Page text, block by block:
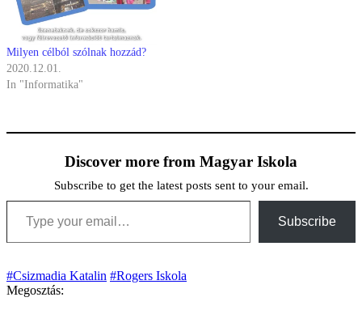
Milyen célból szólnak hozzád?
2020.12.01.
In "Informatika"
Discover more from Magyar Iskola
Subscribe to get the latest posts sent to your email.
Type your email…
Subscribe
#Csizmadia Katalin #Rogers Iskola
Megosztás: